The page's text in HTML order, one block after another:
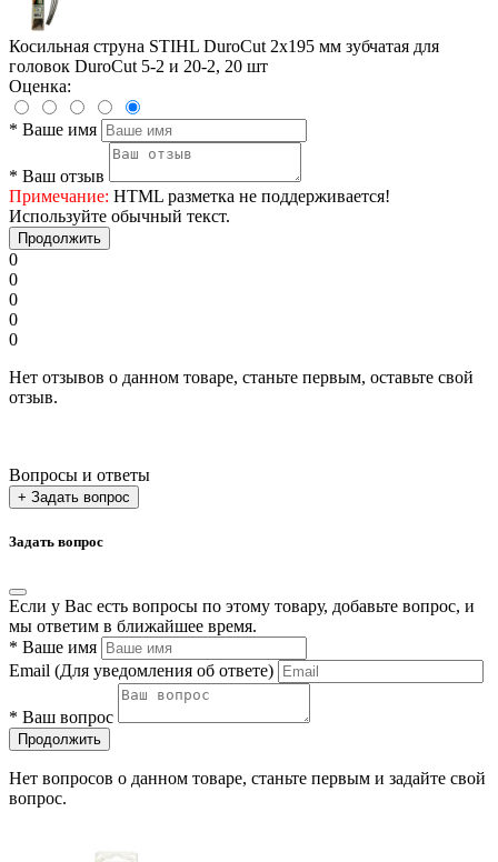
Косильная струна STIHL DuroCut 2х195 мм зубчатая для
головок DuroCut 5-2 и 20-2, 20 шт
Оценка:
* Ваше имя
* Ваш отзыв
Примечание: HTML разметка не поддерживается!
Используйте обычный текст.
Продолжить
0
0
0
0
0
Нет отзывов о данном товаре, станьте первым, оставьте свой
отзыв.
Вопросы и ответы
+ Задать вопрос
Задать вопрос
Если у Вас есть вопросы по этому товару, добавьте вопрос, и
мы ответим в ближайшее время.
* Ваше имя
Email (Для уведомления об ответе)
* Ваш вопрос
Продолжить
Нет вопросов о данном товаре, станьте первым и задайте свой
вопрос.